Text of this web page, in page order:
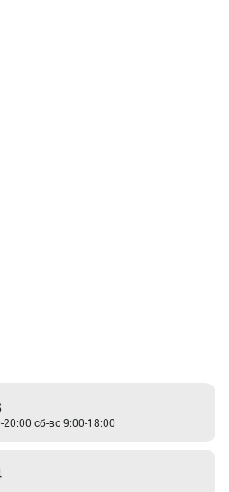
сб-вс 9:00-18:00